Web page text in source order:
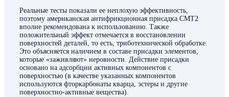
Реальные тесты показали ее неплохую эффективность,
поэтому американская антифрикционная присадка СМТ2
вполне рекомендована к использованию. Также
положительный эффект отмечается в восстановлении
поверхностей деталей, то есть, триботехнической обработке.
Это объясняется наличием в составе присадки элементов,
которые «заживляют» неровности. Действие присадки
основано на адсорбции активных компонентов с
поверхностью (в качестве указанных компонентов
используются фторкарбонаты кварца, эстеры и другие
поверхностно-активные вещества).